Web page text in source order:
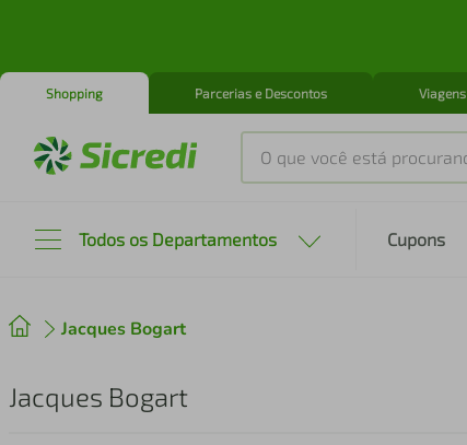
Shopping Parcerias e Descontos Viagens
O que você está procurando?
Todos os Departamentos Cupons
Jacques Bogart
Jacques Bogart